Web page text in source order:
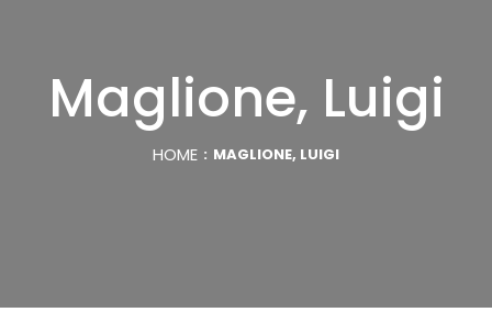
Maglione, Luigi
HOME MAGLIONE, LUIGI